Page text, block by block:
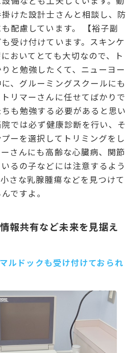
けた設計士さんと相談し、防
配慮しています。 【裕子副
受け付けています。スキンケ
おいてとても大切なので、ト
と勉強したくて、ニューヨー
、グルーミングスクールにも
リマーさんに任せてばかりで
も勉強する必要があると思い
では必ず健康診断を行い、そ
ーを選択してトリミングをし
さんにも高齢な心臓病、関節
るの子などには注意するよう
さな乳腺腫瘍などを見つけて
ですよ。
報共有など未来を見据え
ルドックも受け付けておられ